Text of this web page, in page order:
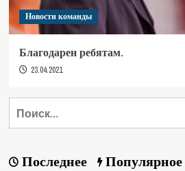
Новости команды
Благодарен ребятам.
23.04.2021
Последнее Популярное